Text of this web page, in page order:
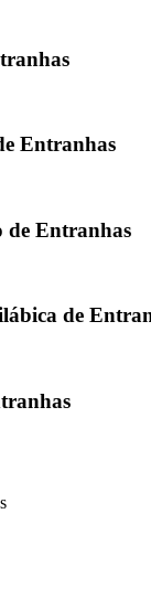
Entranhas
de Entranhas
de